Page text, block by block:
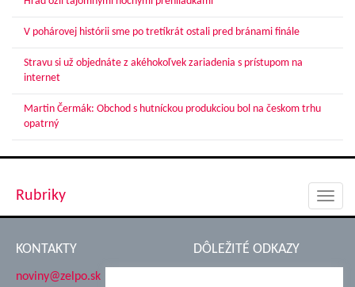
V pohárovej histórii sme po tretíkrát ostali pred bránami finále
Stravu si už objednáte z akéhokoľvek zariadenia s prístupom na
internet
Martin Čermák: Obchod s hutníckou produkciou bol na českom trhu
opatrný
Rubriky
KONTAKTY
noviny@zelpo.sk
DÔLEŽITÉ ODKAZY